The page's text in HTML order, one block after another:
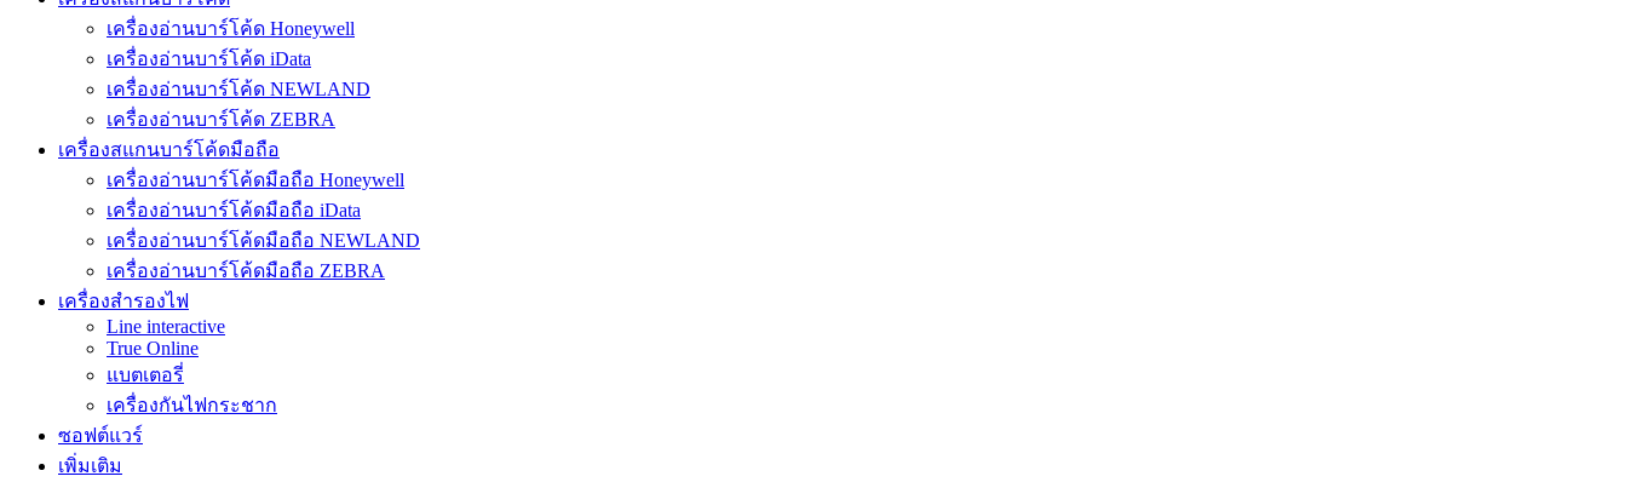
เครื่องอ่านบาร์โค้ด Honeywell
เครื่องอ่านบาร์โค้ด iData
เครื่องอ่านบาร์โค้ด NEWLAND
เครื่องอ่านบาร์โค้ด ZEBRA
เครื่องสแกนบาร์โค้ดมือถือ
เครื่องอ่านบาร์โค้ดมือถือ Honeywell
เครื่องอ่านบาร์โค้ดมือถือ iData
เครื่องอ่านบาร์โค้ดมือถือ NEWLAND
เครื่องอ่านบาร์โค้ดมือถือ ZEBRA
เครื่องสำรองไฟ
Line interactive
True Online
แบตเตอรี่
เครื่องกันไฟกระชาก
ซอฟต์แวร์
เพิ่มเติม